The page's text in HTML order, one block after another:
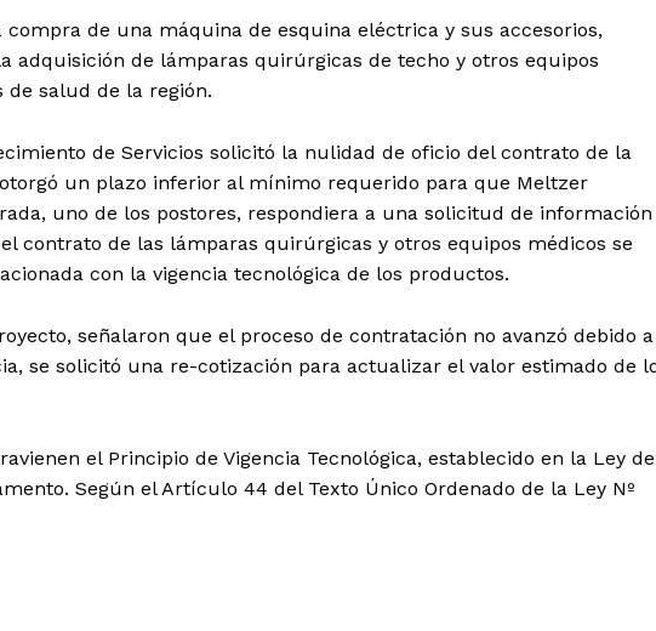
de una máquina de esquina eléctrica y sus accesorios,
adquisición de lámparas quirúrgicas de techo y otros equipos
de salud de la región.
de Servicios solicitó la nulidad de oficio del contrato de la
un plazo inferior al mínimo requerido para que Meltzer
uno de los postores, respondiera a una solicitud de información
contrato de las lámparas quirúrgicas y otros equipos médicos se
con la vigencia tecnológica de los productos.
señalaron que el proceso de contratación no avanzó debido a
se solicitó una re-cotización para actualizar el valor estimado de
el Principio de Vigencia Tecnológica, establecido en la Ley de
Según el Artículo 44 del Texto Único Ordenado de la Ley Nº